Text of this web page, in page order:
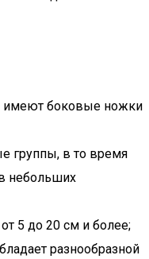
имеют боковые ножки
группы, в то время
небольших
5 до 20 см и более;
разнообразной